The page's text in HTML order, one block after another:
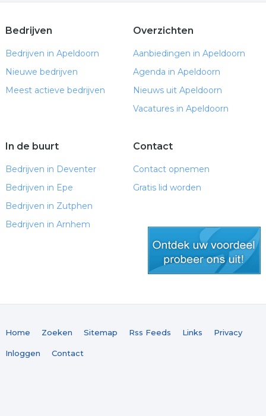
Bedrijven
Bedrijven in Apeldoorn
Nieuwe bedrijven
Meest actieve bedrijven
Overzichten
Aanbiedingen in Apeldoorn
Agenda in Apeldoorn
Nieuws uit Apeldoorn
Vacatures in Apeldoorn
In de buurt
Bedrijven in Deventer
Bedrijven in Epe
Bedrijven in Zutphen
Bedrijven in Arnhem
Contact
Contact opnemen
Gratis lid worden
Home Zoeken Sitemap Rss Feeds Links Privacy
Inloggen Contact